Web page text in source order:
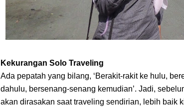
Kekurangan Solo Traveling
Ada pepatah yang bilang, ‘Berakit-rakit ke hulu,
dahulu, bersenang-senang kemudian’. Jadi,
akan dirasakan saat traveling sendirian, lebih baik